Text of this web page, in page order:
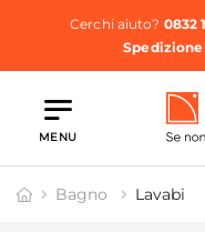
Cerchi aiuto? 0832
Spedizione
MENU
Bagno Lavabi